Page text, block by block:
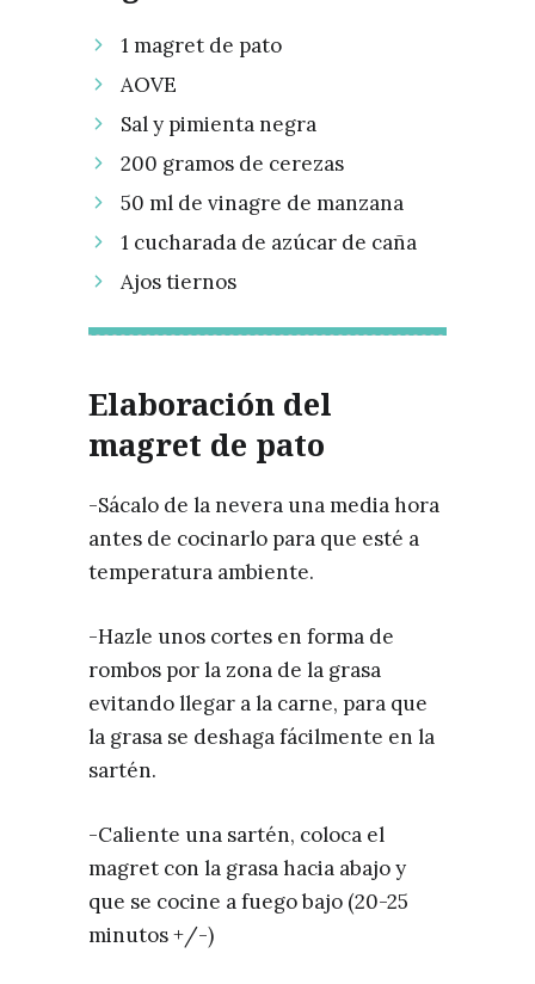
1 magret de pato
AOVE
Sal y pimienta negra
200 gramos de cerezas
50 ml de vinagre de manzana
1 cucharada de azúcar de caña
Ajos tiernos
Elaboración del
magret de pato
-Sácalo de la nevera una media hora
antes de cocinarlo para que esté a
temperatura ambiente.
-Hazle unos cortes en forma de
rombos por la zona de la grasa
evitando llegar a la carne, para que
la grasa se deshaga fácilmente en la
sartén.
-Caliente una sartén, coloca el
magret con la grasa hacia abajo y
que se cocine a fuego bajo (20-25
minutos +/-)